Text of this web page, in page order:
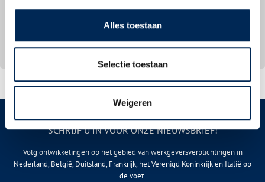
Alles toestaan
Selectie toestaan
Weigeren
finance@interfisc.be
Terug naar overzicht
SCHRIJF U IN VOOR ONZE NIEUWSBRIEF!
Volg ontwikkelingen op het gebied van werkgeversverplichtingen in
Nederland, België, Duitsland, Frankrijk, het Verenigd Koninkrijk en Italië op
de voet.